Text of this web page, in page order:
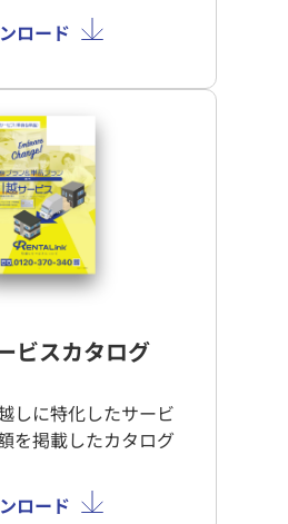
ロード
ビスカタログ
しに特化したサービ
を掲載したカタログ
ロード